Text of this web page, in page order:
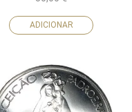
ADICIONAR